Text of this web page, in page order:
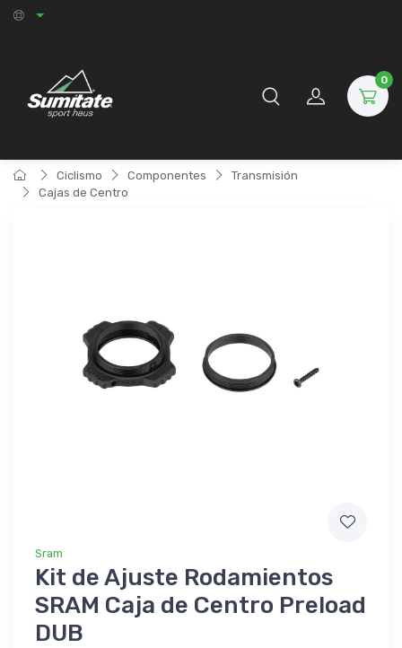
0
Ciclismo Componentes
Transmisión
Cajas de Centro
Sram
Kit de Ajuste Rodamientos
SRAM Caja de Centro Preload
DUB